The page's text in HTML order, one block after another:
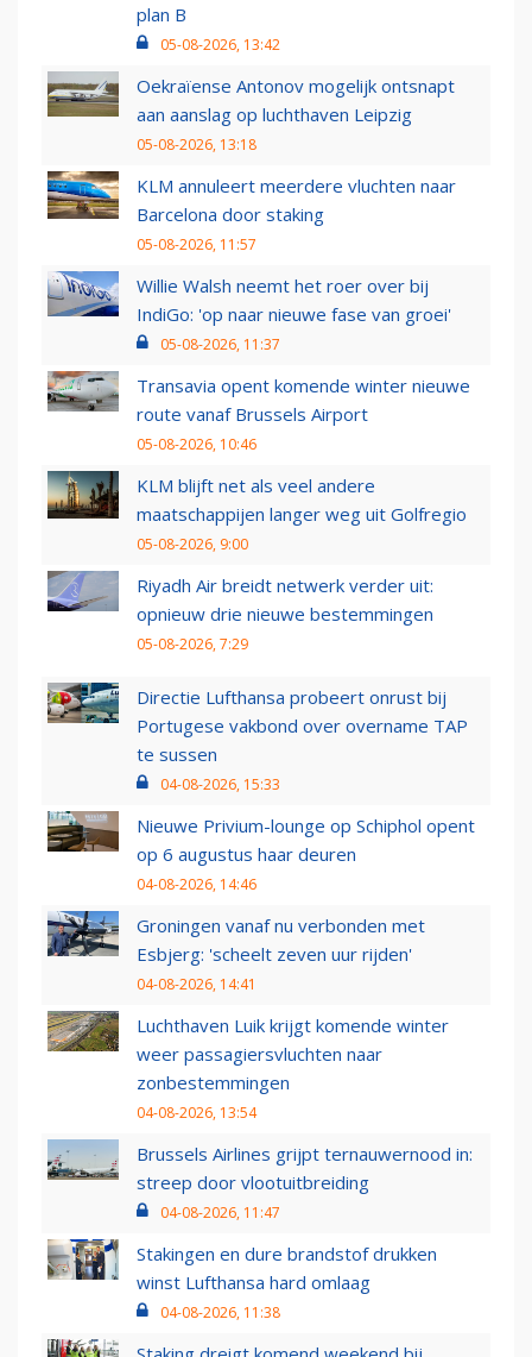
plan B
05-08-2026, 13:42
Oekraïense Antonov mogelijk ontsnapt
aan aanslag op luchthaven Leipzig
05-08-2026, 13:18
KLM annuleert meerdere vluchten naar
Barcelona door staking
05-08-2026, 11:57
Willie Walsh neemt het roer over bij
IndiGo: 'op naar nieuwe fase van groei'
05-08-2026, 11:37
Transavia opent komende winter nieuwe
route vanaf Brussels Airport
05-08-2026, 10:46
KLM blijft net als veel andere
maatschappijen langer weg uit Golfregio
05-08-2026, 9:00
Riyadh Air breidt netwerk verder uit:
opnieuw drie nieuwe bestemmingen
05-08-2026, 7:29
Directie Lufthansa probeert onrust bij
Portugese vakbond over overname TAP
te sussen
04-08-2026, 15:33
Nieuwe Privium-lounge op Schiphol opent
op 6 augustus haar deuren
04-08-2026, 14:46
Groningen vanaf nu verbonden met
Esbjerg: 'scheelt zeven uur rijden'
04-08-2026, 14:41
Luchthaven Luik krijgt komende winter
weer passagiersvluchten naar
zonbestemmingen
04-08-2026, 13:54
Brussels Airlines grijpt ternauwernood in:
streep door vlootuitbreiding
04-08-2026, 11:47
Stakingen en dure brandstof drukken
winst Lufthansa hard omlaag
04-08-2026, 11:38